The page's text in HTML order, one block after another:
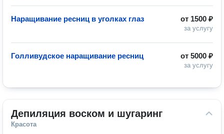
от 1500 ₽
за услугу
Наращивание ресниц в уголках глаз
от 5000 ₽
за услугу
Голливудское наращивание ресниц
Депиляция воском и шугаринг
Красота